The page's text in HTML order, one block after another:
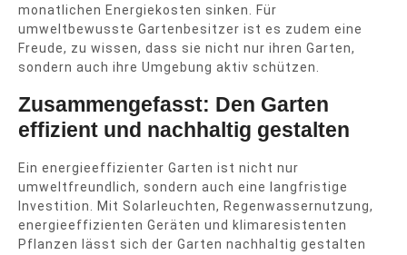
monatlichen Energiekosten sinken. Für
umweltbewusste Gartenbesitzer ist es zudem eine
Freude, zu wissen, dass sie nicht nur ihren Garten,
sondern auch ihre Umgebung aktiv schützen.
Zusammengefasst: Den Garten
effizient und nachhaltig gestalten
Ein energieeffizienter Garten ist nicht nur
umweltfreundlich, sondern auch eine langfristige
Investition. Mit Solarleuchten, Regenwassernutzung,
energieeffizienten Geräten und klimaresistenten
Pflanzen lässt sich der Garten nachhaltig gestalten